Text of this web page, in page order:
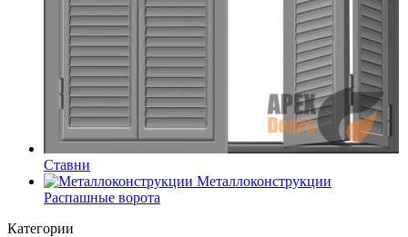
Ставни
Металлоконструкции
Распашные ворота
Категории